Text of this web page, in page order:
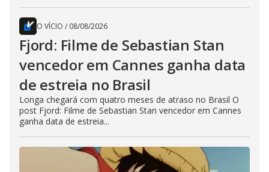
O VÍCIO / 08/08/2026
Fjord: Filme de Sebastian Stan
vencedor em Cannes ganha data
de estreia no Brasil
Longa chegará com quatro meses de atraso no Brasil O
post Fjord: Filme de Sebastian Stan vencedor em Cannes
ganha data de estreia...